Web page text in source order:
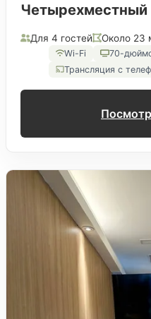
Четырехместный
Для 4 гостей Около 23
Wi-Fi
70-
Трансляция с